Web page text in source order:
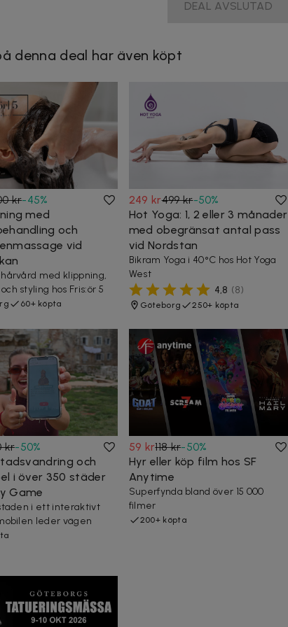
DEAL AVSLUTAD
denna deal har även köpt
kr-45%
med
och
vid
med klippning,
styling hos Fris:ör 5
60+ köpta
249 kr499 kr-50%
Hot Yoga: 1, 2 eller 3 månader
med obegränsat antal pass
vid Nordstan
Bikram Yoga i 40°C hos Hot Yoga
West
4,8 (8)
Göteborg 250+ köpta
kr-50%
och
i över 350 städer
Game
i ett interaktivt
leder vägen
59 kr118 kr-50%
Hyr eller köp film hos SF
Anytime
Superfynda bland över 15 000
filmer
200+ köpta